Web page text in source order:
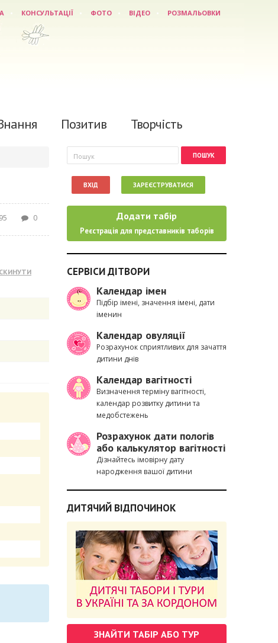
КОНСУЛЬТАЦІЇ ФОТО ВІДЕО РОЗМАЛЬОВКИ
Позитив Творчість
0
Пошукова форма
Пошук
ВХІД ЗАРЕЄСТРУВАТИСЯ
Додати табір
Реєстрація для представників таборів
СЕРВІСИ ДІТВОРИ
Календар імен
Підбір імені, значення імені, дати
іменин
Календар овуляції
Розрахунок сприятливих для зачаття
дитини днів
Календар вагітності
Визначення терміну вагітності,
календар розвитку дитини та
медобстежень
Розрахунок дати пологів
або калькулятор вагітності
Дізнайтесь імовірну дату
народження вашої дитини
ДИТЯЧИЙ ВІДПОЧИНОК
ЗНАЙТИ ТАБІР АБО ТУР